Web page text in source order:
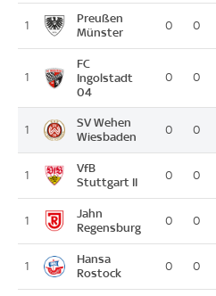
1
Preußen
Münster
0 0
1
FC
Ingolstadt
04
0 0
1
SV Wehen
Wiesbaden
0 0
1
VfB
Stuttgart II
0 0
1
Jahn
Regensburg
0 0
1
Hansa
Rostock
0 0